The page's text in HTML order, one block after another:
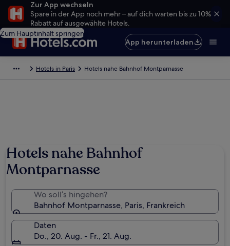
Zur App wechseln
Spare in der App noch mehr – auf dich warten bis zu 10%
Rabatt auf ausgewählte Hotels.
Zum Hauptinhalt springen
App herunterladen
Hotels in Paris Hotels nahe Bahnhof Montparnasse
Hotels nahe Bahnhof
Montparnasse
Wo soll’s hingehen?
Bahnhof Montparnasse, Paris, Frankreich
Daten
Do., 20. Aug. - Fr., 21. Aug.